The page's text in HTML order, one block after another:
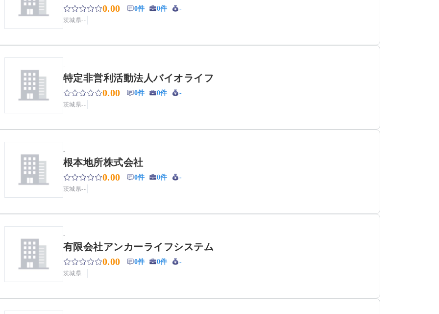
0.00
0件 0件 -
茨城県--
-
特定非営利活動法人バイオライフ
0.00
0件 0件 -
茨城県--
-
根本地所株式会社
0.00
0件 0件 -
茨城県--
-
有限会社アンカーライフシステム
0.00
0件 0件 -
茨城県--